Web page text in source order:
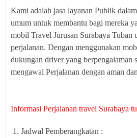
Kami adalah jasa layanan Publik
umum untuk membantu bagi mereka
mobil Travel Jurusan Surabaya Tuban
perjalanan. Dengan menggunakan
dukungan driver yang berpengalaman
mengawal Perjalanan dengan aman
Informasi Perjalanan travel Surabaya
Jadwal Pemberangkatan :